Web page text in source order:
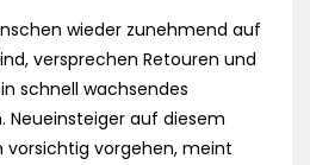
wieder zunehmend auf
versprechen Retouren und
schnell wachsendes
Neueinsteiger auf diesem
vorsichtig vorgehen, meint